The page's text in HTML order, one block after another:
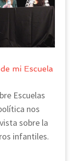
mi Escuela
Escuelas
nos
sobre la
infantiles.